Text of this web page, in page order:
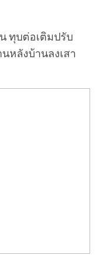
ทุบต่อเติมปรับ
หลังบ้านลงเสา